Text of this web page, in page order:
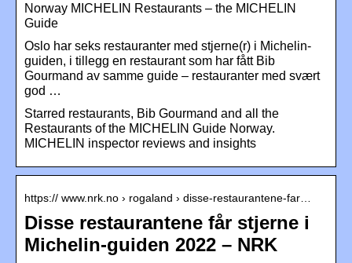
Norway MICHELIN Restaurants – the MICHELIN
Guide
Oslo har seks restauranter med stjerne(r) i Michelin-
guiden, i tillegg en restaurant som har fått Bib
Gourmand av samme guide – restauranter med svært
god …
Starred restaurants, Bib Gourmand and all the
Restaurants of the MICHELIN Guide Norway.
MICHELIN inspector reviews and insights
https:// www.nrk.no › rogaland › disse-restaurantene-far…
Disse restaurantene får stjerne i
Michelin-guiden 2022 – NRK